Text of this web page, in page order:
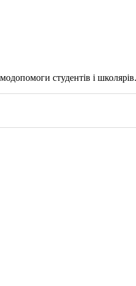
студентів і школярів.